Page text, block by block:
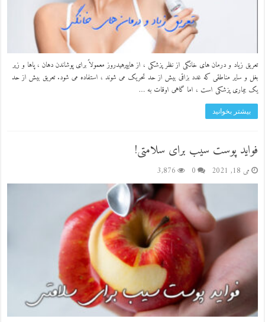
تعریق زیاد و درمان های خانگی از نظر پزشکی ، از هایپرهیدروز معمولاً برای پوشاندن دهان ، پاها و زیر
بغل و سایر مناطقی که غدد بزاقی بیش از حد تحریک می شوند ، استفاده می شود. تعریق بیش از حد
یک بیماری پزشکی است ، اما گاهی اوقات به …
بیشتر بخوانید
فواید پوست سیب برای سلامتی!
می 18, 2021 0
3,876